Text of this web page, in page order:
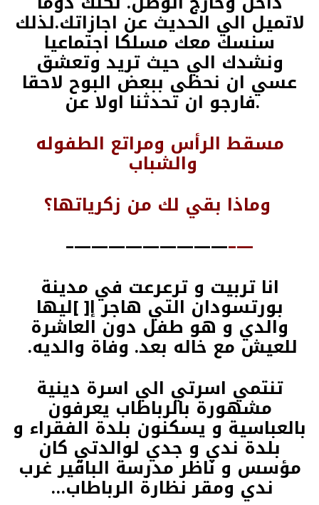
لاتميل الي الحديث عن اجازاتك.لذلك
سنسك معك مسلكا اجتماعيا
ونشدك الي حيث تريد وتعشق
عسي ان نحظى ببعض البوح لاحقا
.فارجو ان تحدثنا اولا عن
مسقط الرأس ومراتع الطفوله
والشباب
وماذا بقي لك من زكرياتها؟
—–
—————————–
انا تربيت و ترعرعت في مدينة
بورتسودان التي هاجر إ[ ]ليها
والدي و هو طفل دون العاشرة
للعيش مع خاله بعد. وفاة والديه.
تنتمي اسرتي الي اسرة دينية
مشهورة بالرباطاب يعرفون
بالعباسية و يسكنون بلدة الفقراء و
بلدة ندي و جدي لوالدتي كان
مؤسس و ناظر مدرسة الباقير غرب
ندي ومقر نظارة الرباطاب…